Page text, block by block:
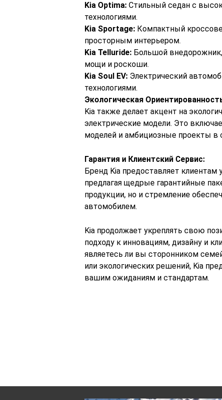
Kia Optima: Стильный седан с
технологиями.
Kia Sportage: Компактный
просторным интерьером.
Kia Telluride: Большой
мощи и роскоши.
Kia Soul EV: Электрический
технологиями.
Экологическая
Kia также делает акцент на
электрические модели. Это
моделей и амбициозные проекты в
Гарантия и Клиентский Сервис:
Бренд Kia предоставляет клиентам
предлагая щедрые гарантийные
продукции, но и стремление
автомобилем.
Kia продолжает укреплять свою
подходу к инновациям, дизайну и
являетесь ли вы сторонником
или экологических решений, Kia
вашим ожиданиям и стандартам.